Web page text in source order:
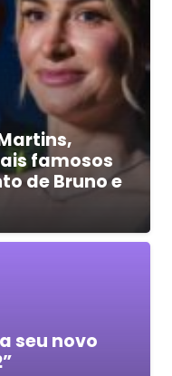
famosos
de Bruno e
seu novo